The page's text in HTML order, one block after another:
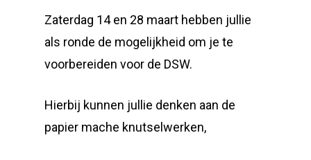
Zaterdag 14 en 28 maart hebben jullie
als ronde de mogelijkheid om je te
voorbereiden voor de DSW.
Hierbij kunnen jullie denken aan de
papier mache knutselwerken,